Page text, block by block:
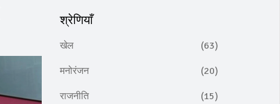
श्रेणियाँ
खेल (63)
मनोरंजन (20)
राजनीति (15)